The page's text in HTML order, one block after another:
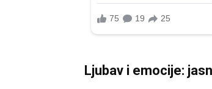
Ljubav i emocije: